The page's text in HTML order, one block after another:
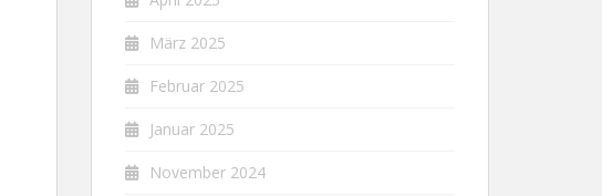
März 2025
Februar 2025
Januar 2025
November 2024